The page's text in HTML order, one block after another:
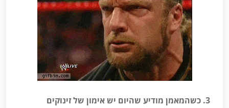
3. כשהמאמן מודיע שהיום יש אימון של זינוקים